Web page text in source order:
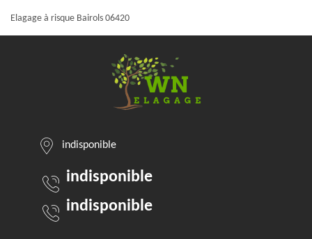
Elagage à risque Bairols 06420
indisponible
indisponible
indisponible